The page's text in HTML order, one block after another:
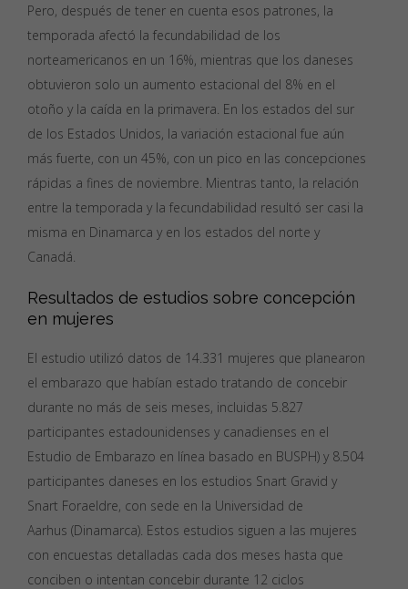
Pero, después de tener en cuenta esos patrones, la
temporada afectó la fecundabilidad de los
norteamericanos en un 16%, mientras que los daneses
obtuvieron solo un aumento estacional del 8% en el
otoño y la caída en la primavera. En los estados del sur
de los Estados Unidos, la variación estacional fue aún
más fuerte, con un 45%, con un pico en las concepciones
rápidas a fines de noviembre. Mientras tanto, la relación
entre la temporada y la fecundabilidad resultó ser casi la
misma en Dinamarca y en los estados del norte y
Canadá.
Resultados de estudios sobre concepción
en mujeres
El estudio utilizó datos de 14.331 mujeres que planearon
el embarazo que habían estado tratando de concebir
durante no más de seis meses, incluidas 5.827
participantes estadounidenses y canadienses en el
Estudio de Embarazo en línea basado en BUSPH) y 8.504
participantes daneses en los estudios Snart Gravid y
Snart Foraeldre, con sede en la Universidad de
Aarhus (Dinamarca). Estos estudios siguen a las mujeres
con encuestas detalladas cada dos meses hasta que
conciben o intentan concebir durante 12 ciclos